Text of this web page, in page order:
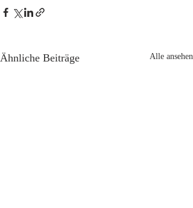
Ähnliche Beiträge Alle ansehen